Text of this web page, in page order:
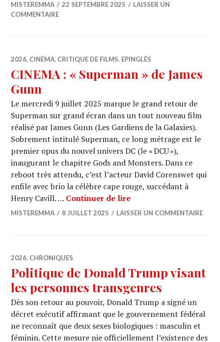
MISTEREMMA 22 SEPTEMBRE 2025
LAISSER UN
COMMENTAIRE
2026, CINÉMA, CRITIQUE DE FILMS, EPINGLÉS
CINEMA : « Superman » de James
Gunn
Le mercredi 9 juillet 2025 marque le grand retour de
Superman sur grand écran dans un tout nouveau film
réalisé par James Gunn (Les Gardiens de la Galaxies).
Sobrement intitulé Superman, ce long métrage est le
premier opus du nouvel univers DC (le « DCU »),
inaugurant le chapitre Gods and Monsters. Dans ce
reboot très attendu, c’est l’acteur David Corenswet qui
enfile avec brio la célèbre cape rouge, succédant à
Henry Cavill. … Continuer de lireCINEMA : « Superman
MISTEREMMA 8 JUILLET 2025 LAISSER UN COMMENTAIRE
2026, CHRONIQUES
Politique de Donald Trump visant
les personnes transgenres
Dès son retour au pouvoir, Donald Trump a signé un
décret exécutif affirmant que le gouvernement fédéral
ne reconnaît que deux sexes biologiques : masculin et
féminin. Cette mesure nie officiellement l’existence des